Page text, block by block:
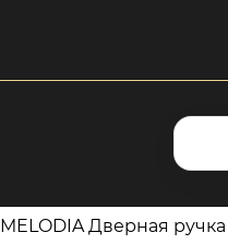
MELODIA Дверная